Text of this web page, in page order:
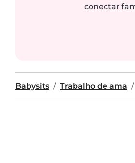
conectar
Babysits Trabalho de ama